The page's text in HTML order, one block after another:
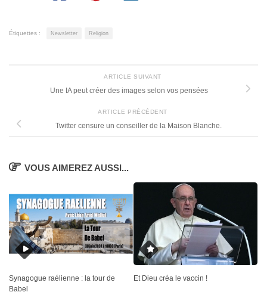
Étiquettes : Newsletter Religion
ARTICLE SUIVANT
Une IA peut créer des images selon vos pensées
ARTICLE PRÉCÉDENT
Twitter censure un conseiller de la Maison Blanche.
VOUS AIMEREZ AUSSI...
Synagogue raélienne : la tour de
Babel
Et Dieu créa le vaccin !